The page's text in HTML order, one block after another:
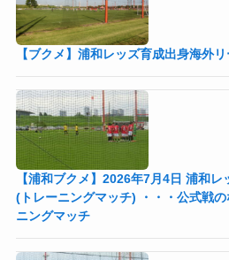
【ブクメ】浦和レッズ育成出身海外
【浦和ブクメ】2026年7月4日 浦和
(トレーニングマッチ) ・・・公式戦
ニングマッチ